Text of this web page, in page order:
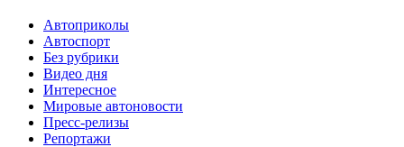
Автоприколы
Автоспорт
Без рубрики
Видео дня
Интересное
Мировые автоновости
Пресс-релизы
Репортажи